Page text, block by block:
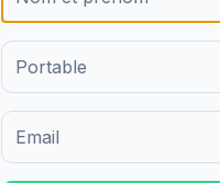
Formulaire d'inscription pour